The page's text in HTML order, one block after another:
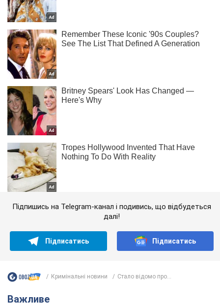
Підпишись на Telegram-канал і подивись, що відбудеться
далі!
Підписатись Підписатись
Кримінальні новини Стало відомо про...
Важливе